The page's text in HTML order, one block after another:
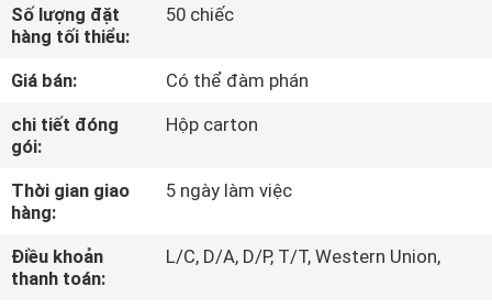
VỀ
CHÚNG
TÔI
THAM
QUAN
NHÀ
MÁY
Số lượng đặt
hàng tối thiểu:
50 chiếc
Giá bán:
Có thể đàm phán
chi tiết đóng
gói:
Hộp carton
Thời gian giao
hàng:
5 ngày làm việc
Điều khoản
thanh toán:
L/C, D/A, D/P, T/T, Western Union,